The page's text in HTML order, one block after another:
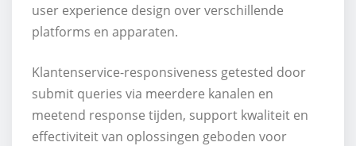
user experience design over verschillende
platforms en apparaten.
Klantenservice-responsiveness getested door
submit queries via meerdere kanalen en
meetend response tijden, support kwaliteit en
effectiviteit van oplossingen geboden voor